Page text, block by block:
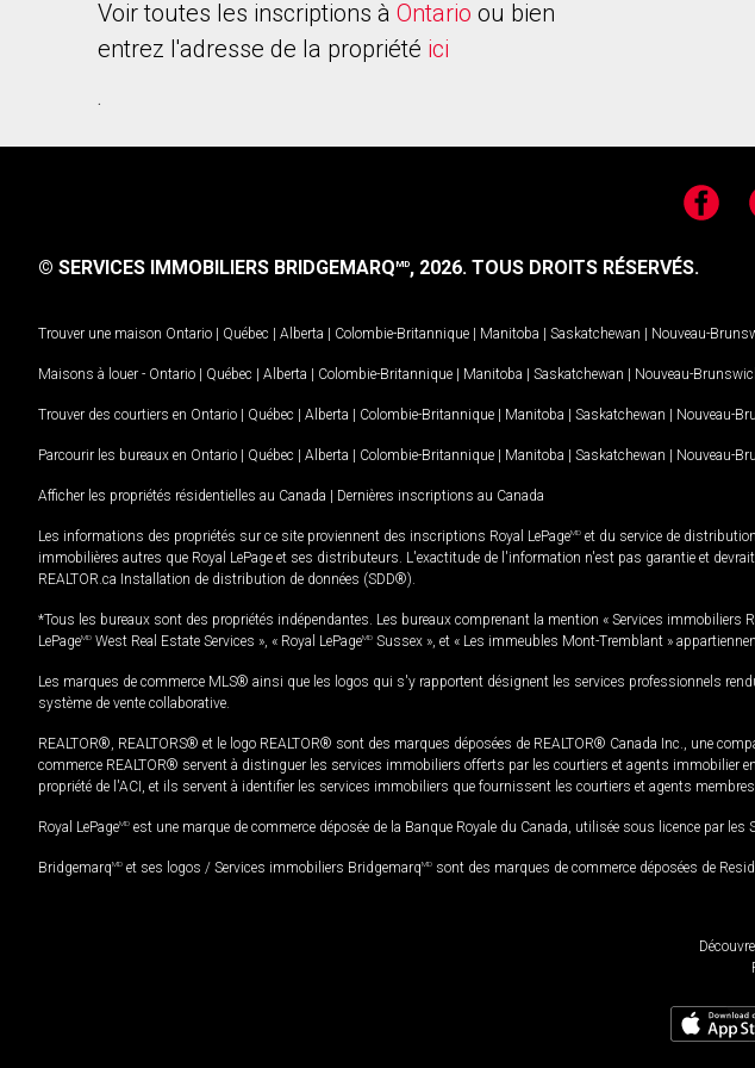
Voir toutes les inscriptions à Ontario ou bien
entrez l'adresse de la propriété ici
.
© SERVICES IMMOBILIERS BRIDGEMARQMD, 2026. TOUS DROITS RÉSERVÉS.
Trouver une maison Ontario | Québec | Alberta | Colombie-Britannique | Manitoba | Saskatchewan | Nouveau-
Maisons à louer - Ontario | Québec | Alberta | Colombie-Britannique | Manitoba | Saskatchewan | Nouveau-
Trouver des courtiers en Ontario | Québec | Alberta | Colombie-Britannique | Manitoba | Saskatchewan | Nouveau-
Parcourir les bureaux en Ontario | Québec | Alberta | Colombie-Britannique | Manitoba | Saskatchewan | Nouveau-
Afficher les propriétés résidentielles au Canada | Dernières inscriptions au Canada
Les informations des propriétés sur ce site proviennent des inscriptions Royal LePageMD et du service de
immobilières autres que Royal LePage et ses distributeurs. L'exactitude de l'information n'est pas garantie et
REALTOR.ca Installation de distribution de données (SDD®).
*Tous les bureaux sont des propriétés indépendantes. Les bureaux comprenant la mention « Services immobiliers
LePageMD West Real Estate Services », « Royal LePageMD Sussex », et « Les immeubles Mont-Tremblant »
Les marques de commerce MLS® ainsi que les logos qui s'y rapportent désignent les services professionnels
système de vente collaborative.
REALTOR®, REALTORS® et le logo REALTOR® sont des marques déposées de REALTOR® Canada Inc., une
commerce REALTOR® servent à distinguer les services immobiliers offerts par les courtiers et agents
propriété de l'ACI, et ils servent à identifier les services immobiliers que fournissent les courtiers et agents membres
Royal LePageMD est une marque de commerce déposée de la Banque Royale du Canada, utilisée sous licence par
BridgemarqMD et ses logos / Services immobiliers BridgemarqMD sont des marques de commerce déposées de